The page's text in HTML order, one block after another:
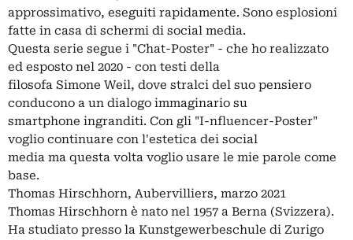
approssimativo, eseguiti rapidamente. Sono esplosioni
fatte in casa di schermi di social media.
Questa serie segue i "Chat-Poster" - che ho realizzato
ed esposto nel 2020 - con testi della
filosofa Simone Weil, dove stralci del suo pensiero
conducono a un dialogo immaginario su
smartphone ingranditi. Con gli "I-nfluencer-Poster"
voglio continuare con l'estetica dei social
media ma questa volta voglio usare le mie parole come
base.
Thomas Hirschhorn, Aubervilliers, marzo 2021
Thomas Hirschhorn è nato nel 1957 a Berna (Svizzera).
Ha studiato presso la Kunstgewerbeschule di Zurigo